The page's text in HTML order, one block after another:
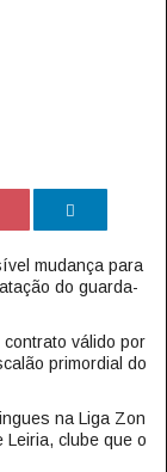
mudança para
do guarda-
válido por
primordial do
na Liga Zon
Leiria, clube que o